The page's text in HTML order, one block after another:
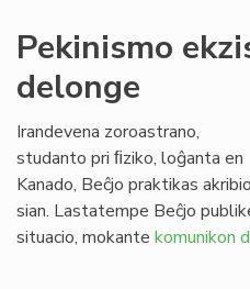
Pekinismo
delonge
Irandevena zoroastrano,
studanto pri ﬁziko, loĝanta en
Kanado, Beĉjo praktikas
sian. Lastatempe Beĉjo
situacio, mokante komunikon